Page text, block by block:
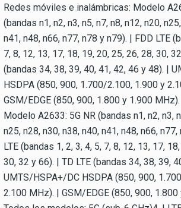
Redes móviles e inalámbricas: Modelo
(bandas n1, n2, n3, n5, n7, n8, n12, n20,
n41, n48, n66, n77, n78 y n79). | FDD LTE
7, 8, 12, 13, 17, 18, 19, 20, 25, 26, 28, 30,
(bandas 34, 38, 39, 40, 41, 42, 46 y 48). |
HSDPA (850, 900, 1.700/2.100, 1.900 y
GSM/EDGE (850, 900, 1.800 y 1.900 MHz).
Modelo A2633: 5G NR (bandas n1, n2, n3,
n25, n28, n30, n38, n40, n41, n48, n66,
LTE (bandas 1, 2, 3, 4, 5, 7, 8, 12, 13, 17,
30, 32 y 66). | TD LTE (bandas 34, 38, 39,
UMTS/HSPA+/DC HSDPA (850, 900,
2.100 MHz). | GSM/EDGE (850, 900,